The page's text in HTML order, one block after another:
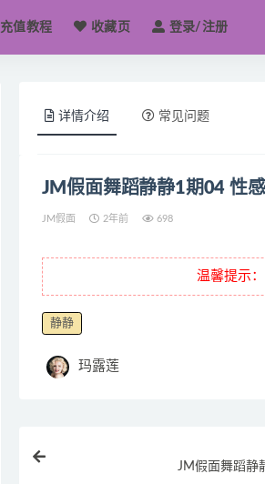
充值教程 收藏页 登录/注册
详情介绍 常见问题
JM假面 2年前 698
温馨提示：
静静
玛露莲